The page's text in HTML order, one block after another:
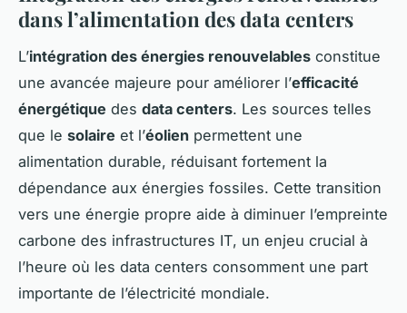
dans l’alimentation des data centers
L’intégration des énergies renouvelables constitue
une avancée majeure pour améliorer l’efficacité
énergétique des data centers. Les sources telles
que le solaire et l’éolien permettent une
alimentation durable, réduisant fortement la
dépendance aux énergies fossiles. Cette transition
vers une énergie propre aide à diminuer l’empreinte
carbone des infrastructures IT, un enjeu crucial à
l’heure où les data centers consomment une part
importante de l’électricité mondiale.